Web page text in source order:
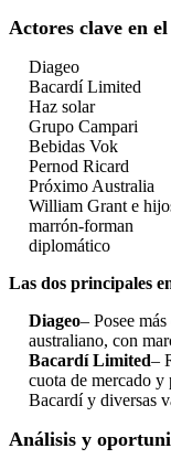
Actores clave en
Diageo
Bacardí Limited
Haz solar
Grupo Campari
Bebidas Vok
Pernod Ricard
Próximo Australia
William Grant e
marrón-forman
diplomático
Las dos principales
Diageo– Posee
australiano, con
Bacardí Limited–
cuota de mercado y
Bacardí y diversas
Análisis y